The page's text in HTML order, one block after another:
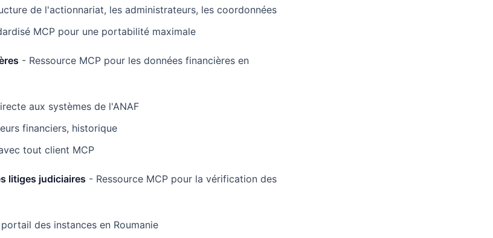
de l'actionnariat, les administrateurs, les coordonnées
MCP pour une portabilité maximale
- Ressource MCP pour les données financières en
aux systèmes de l'ANAF
financiers, historique
tout client MCP
litiges judiciaires - Ressource MCP pour la vérification des
des instances en Roumanie